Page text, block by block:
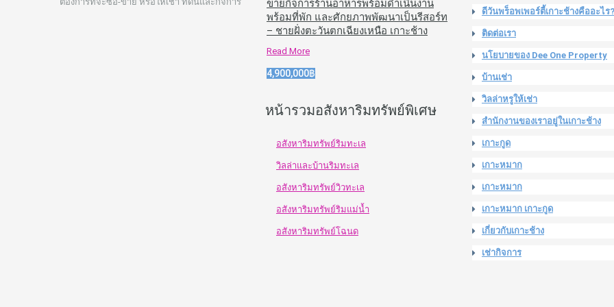
ขายกิจการร้านอาหารพร้อมดำเนินงาน
พร้อมที่พัก และศักยภาพพัฒนาเป็นรีสอร์ท
– ชายฝั่งตะวันตกเฉียงเหนือ เกาะช้าง
Read More
4,900,000฿
หน้ารวมอสังหาริมทรัพย์พิเศษ
อสังหาริมทรัพย์ริมทะเล
วิลล่าและบ้านริมทะเล
อสังหาริมทรัพย์วิวทะเล
อสังหาริมทรัพย์ริมแม่น้ำ
อสังหาริมทรัพย์โฉนด
ดีวันพร็อพเพอร์ตี้เกาะช้างคืออะไร?
ติดต่อเรา
นโยบายของ Dee One Property
บ้านเช่า
วิลล่าหรูให้เช่า
สำนักงานของเราอยู่ในเกาะช้าง
เกาะกูด
เกาะหมาก
เกาะหมาก
เกาะหมาก เกาะกูด
เกี่ยวกับเกาะช้าง
เช่ากิจการ